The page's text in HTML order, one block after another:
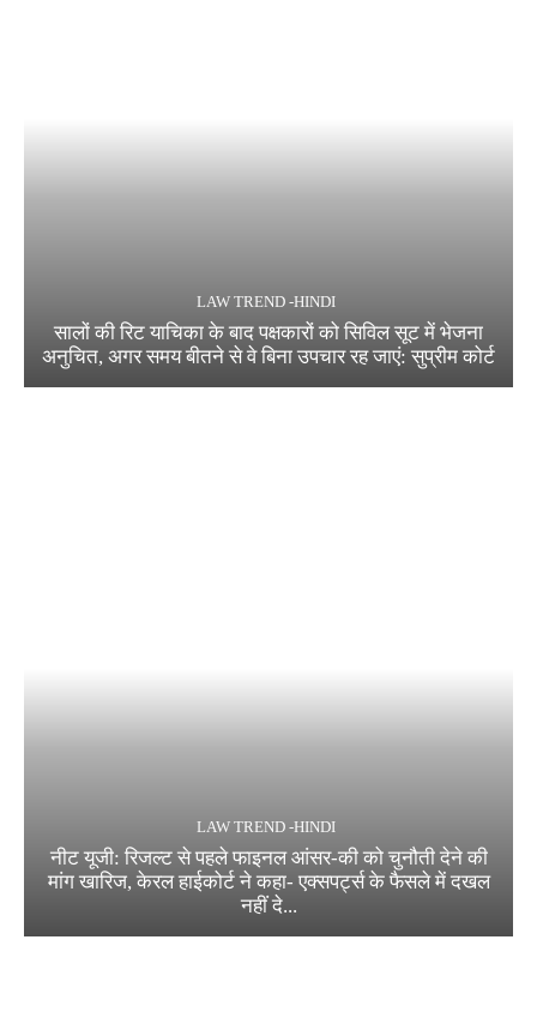
LAW TREND -HINDI
सालों की रिट याचिका के बाद पक्षकारों को सिविल सूट में भेजना
अनुचित, अगर समय बीतने से वे बिना उपचार रह जाएं: सुप्रीम कोर्ट
LAW TREND -HINDI
नीट यूजी: रिजल्ट से पहले फाइनल आंसर-की को चुनौती देने की
मांग खारिज, केरल हाईकोर्ट ने कहा- एक्सपर्ट्स के फैसले में दखल
नहीं दे...